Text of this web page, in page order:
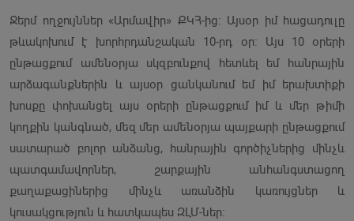
Ջերմ ողջույններ «Արմավիր» ՔԿՀ-ից։ Այսօր իմ հացադուլը
թևակոխում է խորհրդանշական 10-րդ օր։ Այս 10 օրերի
ընթացքում ամենօրյա սկզբունքով հետևել եմ հանրային
արձագանքներին և այսօր ցանկանում եմ իմ երախտիքի
խոսքը փոխանցել այս օրերի ընթացքում իմ և մեր թիմի
կողքին կանգնած, մեզ մեր ամենօրյա պայքարի ընթացքում
սատարած բոլոր անձանց, հանրային գործիչներից մինչև
պատգամավորներ, շարքային անհանգստացող
քաղաքացիներից մինչև առանձին կառույցներ և
կուսակցություն և հատկապես ԶԼՄ-ներ։